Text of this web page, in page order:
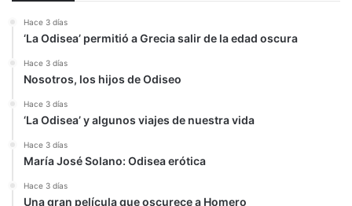
Hace 3 días
‘La Odisea’ permitió a Grecia salir de la edad oscura
Hace 3 días
Nosotros, los hijos de Odiseo
Hace 3 días
‘La Odisea’ y algunos viajes de nuestra vida
Hace 3 días
María José Solano: Odisea erótica
Hace 3 días
Una gran película que oscurece a Homero